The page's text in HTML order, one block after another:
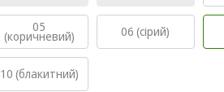
05
(коричневий) 06 (сірий)
10 (блакитний)